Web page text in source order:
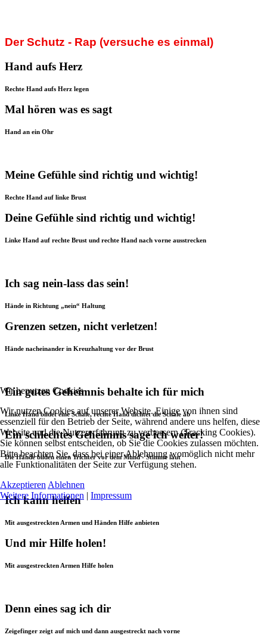
Der Schutz - Rap (versuche es einmal)
Hand aufs Herz
Rechte Hand aufs Herz legen
Mal hören was es sagt
Hand an ein Ohr
Meine Gefühle sind richtig und wichtig!
Rechte Hand auf linke Brust
Deine Gefühle sind richtig und wichtig!
Linke Hand auf rechte Brust und rechte Hand nach vorne ausstrecken
Ich sag nein-lass das sein!
Hände in Richtung „nein“ Haltung
Grenzen setzen, nicht verletzen!
Hände nacheinander in Kreuzhaltung vor der Brust
Ein gutes Geheimnis behalte ich für mich
Linke Hand bildet eine Schale, rechte Hand dichtet die Schale ab
Ein schlechtes Geheimnis sage ich weiter!
Die Hände bilden einen Trichter vor dem Mund - Stimme laut
Ich kann helfen
Mit ausgestreckten Armen und Händen Hilfe anbieten
Und mir Hilfe holen!
Mit ausgestreckten Armen Hilfe holen
Denn eines sag ich dir
Zeigefinger zeigt auf mich und dann ausgestreckt nach vorne
Wir benutzen Cookies
Wir nutzen Cookies auf unserer Website. Einige von ihnen sind
essenziell für den Betrieb der Seite, während andere uns helfen, diese
Website und die Nutzererfahrung zu verbessern (Tracking Cookies).
Sie können selbst entscheiden, ob Sie die Cookies zulassen möchten.
Bitte beachten Sie, dass bei einer Ablehnung womöglich nicht mehr
alle Funktionalitäten der Seite zur Verfügung stehen.
Akzeptieren Ablehnen
Weitere Informationen | Impressum